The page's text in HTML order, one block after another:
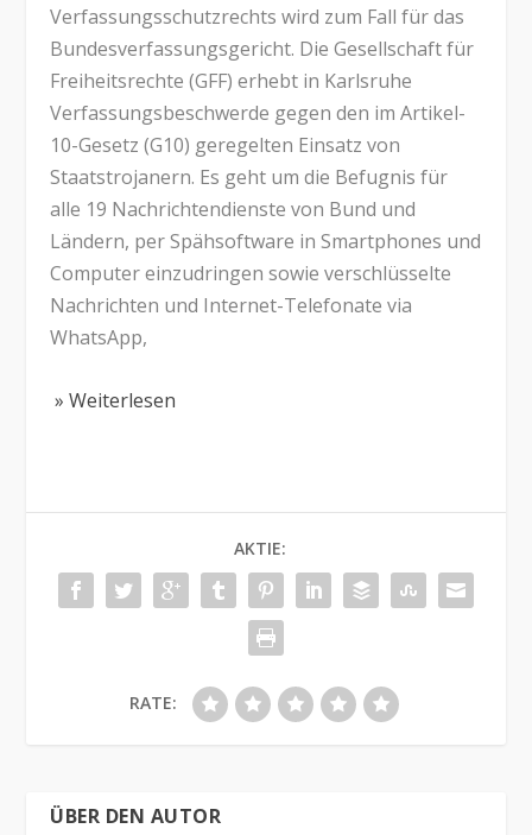
Verfassungsschutzrechts wird zum Fall für das
Bundesverfassungsgericht. Die Gesellschaft für
Freiheitsrechte (GFF) erhebt in Karlsruhe
Verfassungsbeschwerde gegen den im Artikel-
10-Gesetz (G10) geregelten Einsatz von
Staatstrojanern. Es geht um die Befugnis für
alle 19 Nachrichtendienste von Bund und
Ländern, per Spähsoftware in Smartphones und
Computer einzudringen sowie verschlüsselte
Nachrichten und Internet-Telefonate via
WhatsApp,
» Weiterlesen
AKTIE:
RATE:
ÜBER DEN AUTOR